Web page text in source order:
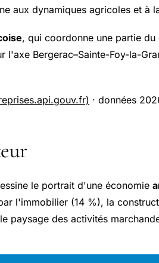
aux dynamiques agricoles et à
, qui coordonne une partie
Bergerac–Sainte-Foy-la-
· données
le portrait d'une économie
l'immobilier (14 %), la
paysage des activités